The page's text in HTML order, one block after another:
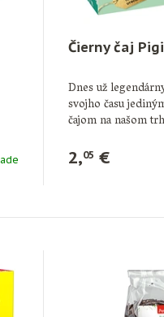
Čierny čaj
Dnes už
svojho času
čajom na našom
2,05 €